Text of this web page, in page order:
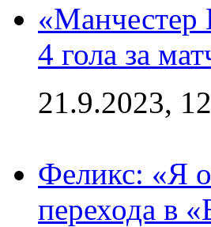
«Манчестер
4 гола за
21.9.2023,
Феликс: «Я
перехода в